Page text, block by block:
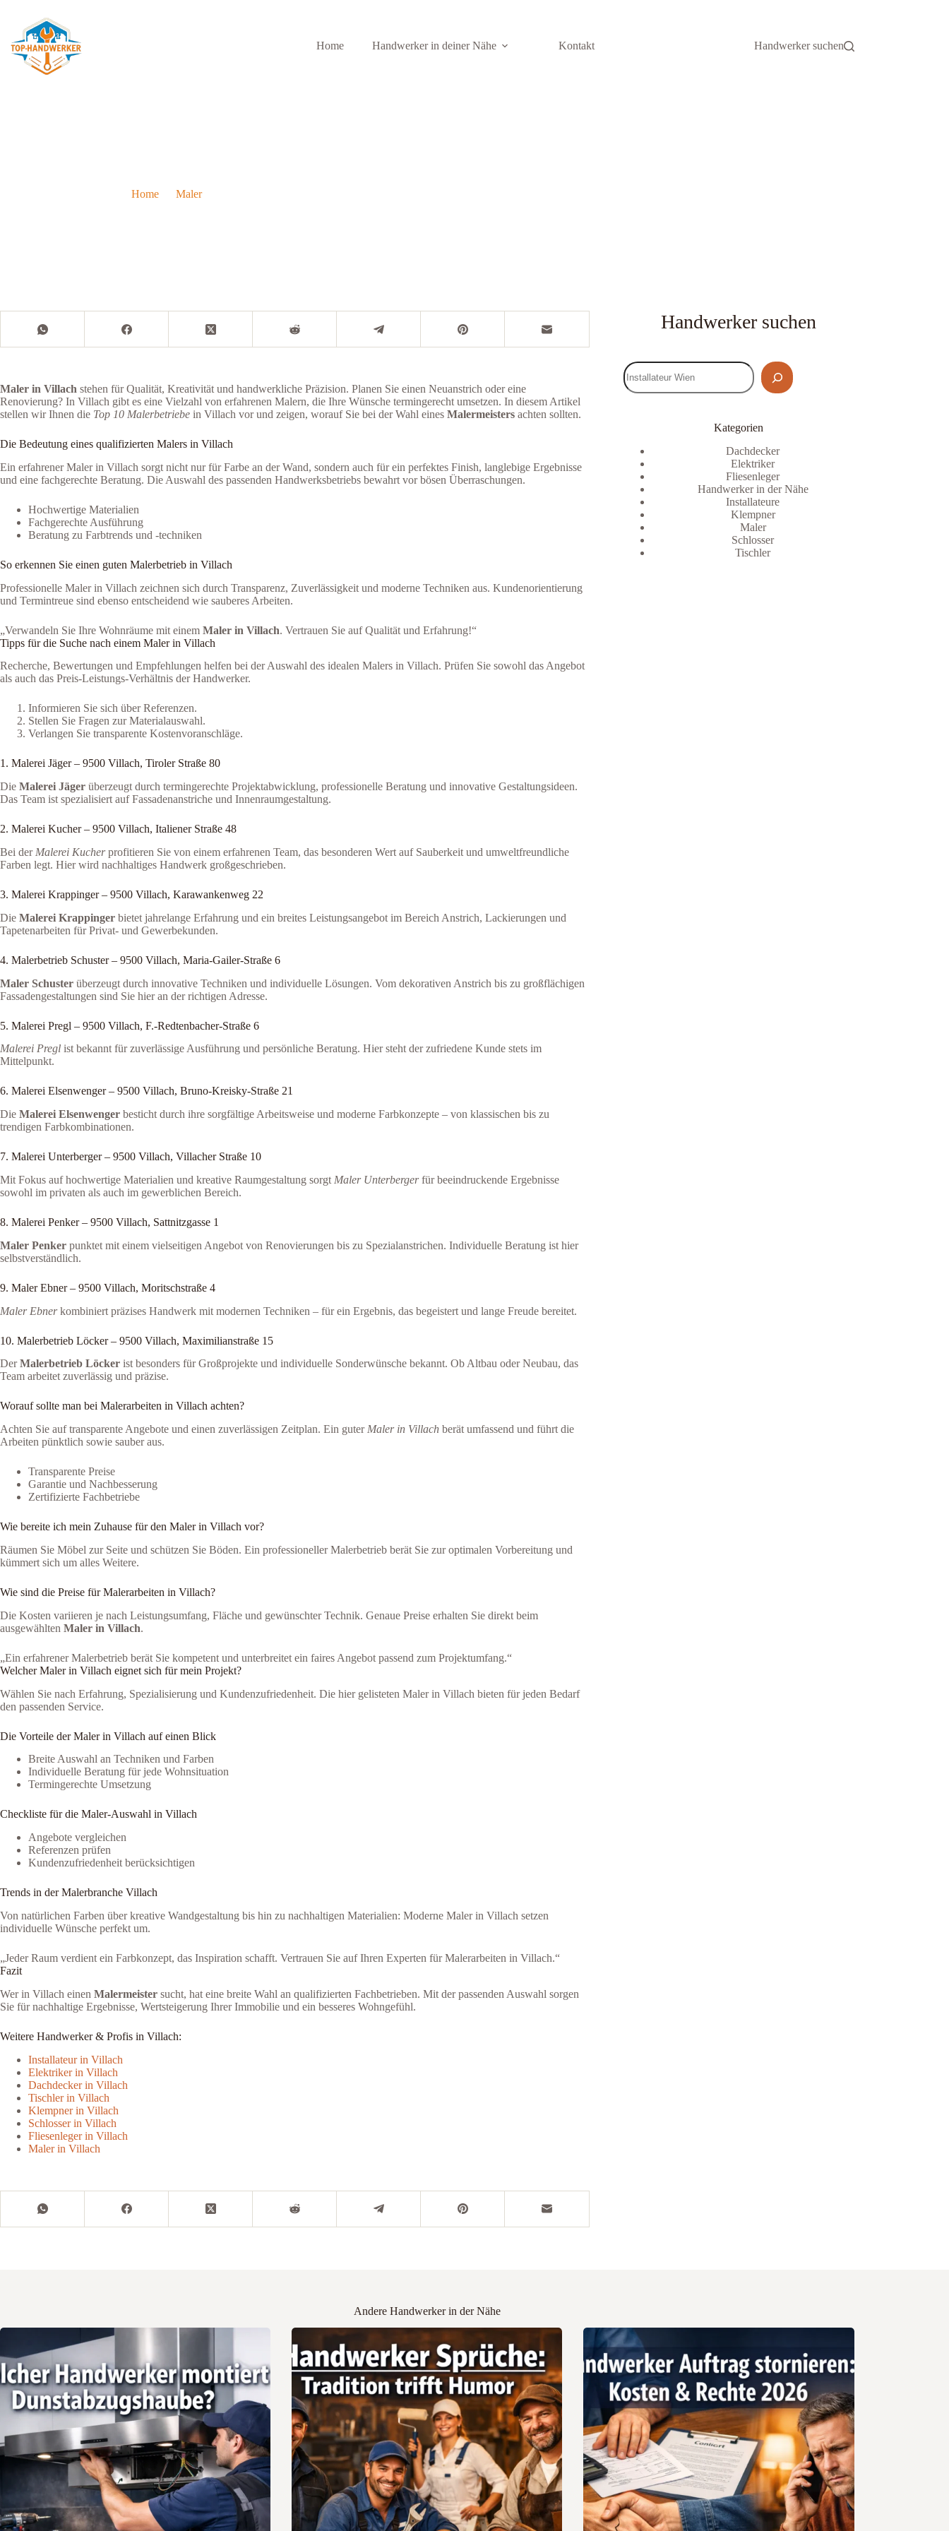
Home Handwerker in deiner Nähe Kontakt Handwerker suchen
Home Maler
Maler in Villach stehen für Qualität, Kreativität und handwerkliche Präzision. Planen Sie einen Neuanstrich oder eine
Renovierung? In Villach gibt es eine Vielzahl von erfahrenen Malern, die Ihre Wünsche termingerecht umsetzen. In diesem Artikel
stellen wir Ihnen die Top 10 Malerbetriebe in Villach vor und zeigen, worauf Sie bei der Wahl eines Malermeisters achten sollten.
Die Bedeutung eines qualifizierten Malers in Villach
Ein erfahrener Maler in Villach sorgt nicht nur für Farbe an der Wand, sondern auch für ein perfektes Finish, langlebige Ergebnisse
und eine fachgerechte Beratung. Die Auswahl des passenden Handwerksbetriebs bewahrt vor bösen Überraschungen.
Hochwertige Materialien
Fachgerechte Ausführung
Beratung zu Farbtrends und -techniken
So erkennen Sie einen guten Malerbetrieb in Villach
Professionelle Maler in Villach zeichnen sich durch Transparenz, Zuverlässigkeit und moderne Techniken aus. Kundenorientierung
und Termintreue sind ebenso entscheidend wie sauberes Arbeiten.
„Verwandeln Sie Ihre Wohnräume mit einem Maler in Villach. Vertrauen Sie auf Qualität und Erfahrung!“
Tipps für die Suche nach einem Maler in Villach
Recherche, Bewertungen und Empfehlungen helfen bei der Auswahl des idealen Malers in Villach. Prüfen Sie sowohl das Angebot
als auch das Preis-Leistungs-Verhältnis der Handwerker.
Informieren Sie sich über Referenzen.
Stellen Sie Fragen zur Materialauswahl.
Verlangen Sie transparente Kostenvoranschläge.
1. Malerei Jäger – 9500 Villach, Tiroler Straße 80
Die Malerei Jäger überzeugt durch termingerechte Projektabwicklung, professionelle Beratung und innovative Gestaltungsideen.
Das Team ist spezialisiert auf Fassadenanstriche und Innenraumgestaltung.
2. Malerei Kucher – 9500 Villach, Italiener Straße 48
Bei der Malerei Kucherprofitieren Sie von einem erfahrenen Team, das besonderen Wert auf Sauberkeit und umweltfreundliche
Farben legt. Hier wird nachhaltiges Handwerk großgeschrieben.
3. Malerei Krappinger – 9500 Villach, Karawankenweg 22
Die Malerei Krappinger bietet jahrelange Erfahrung und ein breites Leistungsangebot im Bereich Anstrich, Lackierungen und
Tapetenarbeiten für Privat- und Gewerbekunden.
4. Malerbetrieb Schuster – 9500 Villach, Maria-Gailer-Straße 6
Maler Schuster überzeugt durch innovative Techniken und individuelle Lösungen. Vom dekorativen Anstrich bis zu großflächigen
Fassadengestaltungen sind Sie hier an der richtigen Adresse.
5. Malerei Pregl – 9500 Villach, F.-Redtenbacher-Straße 6
Malerei Pregl ist bekannt für zuverlässige Ausführung und persönliche Beratung. Hier steht der zufriedene Kunde stets im
Mittelpunkt.
6. Malerei Elsenwenger – 9500 Villach, Bruno-Kreisky-Straße 21
Die Malerei Elsenwenger besticht durch ihre sorgfältige Arbeitsweise und moderne Farbkonzepte – von klassischen bis zu
trendigen Farbkombinationen.
7. Malerei Unterberger – 9500 Villach, Villacher Straße 10
Mit Fokus auf hochwertige Materialien und kreative Raumgestaltung sorgt Maler Unterbergerfür beeindruckende Ergebnisse
sowohl im privaten als auch im gewerblichen Bereich.
8. Malerei Penker – 9500 Villach, Sattnitzgasse 1
Maler Penker punktet mit einem vielseitigen Angebot von Renovierungen bis zu Spezialanstrichen. Individuelle Beratung ist hier
selbstverständlich.
9. Maler Ebner – 9500 Villach, Moritschstraße 4
Maler Ebnerkombiniert präzises Handwerk mit modernen Techniken – für ein Ergebnis, das begeistert und lange Freude bereitet.
10. Malerbetrieb Löcker – 9500 Villach, Maximilianstraße 15
DerMalerbetrieb Löcker ist besonders für Großprojekte und individuelle Sonderwünsche bekannt. Ob Altbau oder Neubau, das
Team arbeitet zuverlässig und präzise.
Worauf sollte man bei Malerarbeiten in Villach achten?
Achten Sie auf transparente Angebote und einen zuverlässigen Zeitplan. Ein guter Maler in Villach berät umfassend und führt die
Arbeiten pünktlich sowie sauber aus.
Transparente Preise
Garantie und Nachbesserung
Zertifizierte Fachbetriebe
Wie bereite ich mein Zuhause für den Maler in Villach vor?
Räumen Sie Möbel zur Seite und schützen Sie Böden. Ein professioneller Malerbetrieb berät Sie zur optimalen Vorbereitung und
kümmert sich um alles Weitere.
Wie sind die Preise für Malerarbeiten in Villach?
Die Kosten variieren je nach Leistungsumfang, Fläche und gewünschter Technik. Genaue Preise erhalten Sie direkt beim
ausgewählten Maler in Villach.
„Ein erfahrener Malerbetrieb berät Sie kompetent und unterbreitet ein faires Angebot passend zum Projektumfang.“
Welcher Maler in Villach eignet sich für mein Projekt?
Wählen Sie nach Erfahrung, Spezialisierung und Kundenzufriedenheit. Die hier gelisteten Maler in Villach bieten für jeden Bedarf
den passenden Service.
Die Vorteile der Maler in Villach auf einen Blick
Breite Auswahl an Techniken und Farben
Individuelle Beratung für jede Wohnsituation
Termingerechte Umsetzung
Checkliste für die Maler-Auswahl in Villach
Angebote vergleichen
Referenzen prüfen
Kundenzufriedenheit berücksichtigen
Trends in der Malerbranche Villach
Von natürlichen Farben über kreative Wandgestaltung bis hin zu nachhaltigen Materialien: Moderne Maler in Villach setzen
individuelle Wünsche perfekt um.
„Jeder Raum verdient ein Farbkonzept, das Inspiration schafft. Vertrauen Sie auf Ihren Experten für Malerarbeiten in Villach.“
Fazit
Wer in Villach einen Malermeister sucht, hat eine breite Wahl an qualifizierten Fachbetrieben. Mit der passenden Auswahl sorgen
Sie für nachhaltige Ergebnisse, Wertsteigerung Ihrer Immobilie und ein besseres Wohngefühl.
Weitere Handwerker & Profis in Villach:
Installateur in Villach
Elektriker in Villach
Dachdecker in Villach
Tischler in Villach
Klempner in Villach
Schlosser in Villach
Fliesenleger in Villach
Maler in Villach
Handwerker suchen
Kategorien
Dachdecker
Elektriker
Fliesenleger
Handwerker in der Nähe
Installateure
Klempner
Maler
Schlosser
Tischler
Andere Handwerker in der Nähe